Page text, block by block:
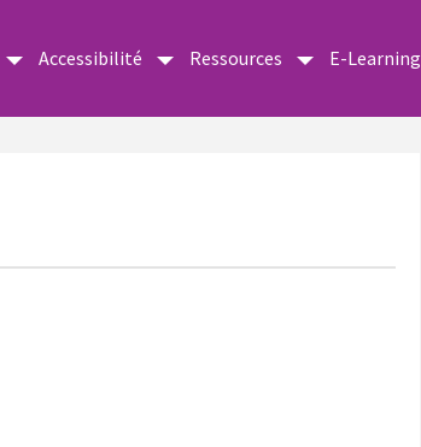
Accessibilité Ressources E-Learning